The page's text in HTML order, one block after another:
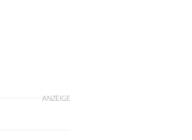
ANZEIGE